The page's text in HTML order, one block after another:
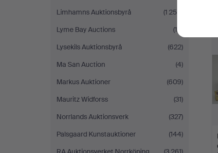
Limhamns Auktionsbyrå
(1 250)
Lyme Bay Auctions
(10)
Lysekils Auktionsbyrå
(622)
Ma San Auction
(4)
Markus Auktioner
(609)
Mauritz Widforss
(31)
Norrlands Auktionsverk
(327)
Palsgaard Kunstauktioner
(144)